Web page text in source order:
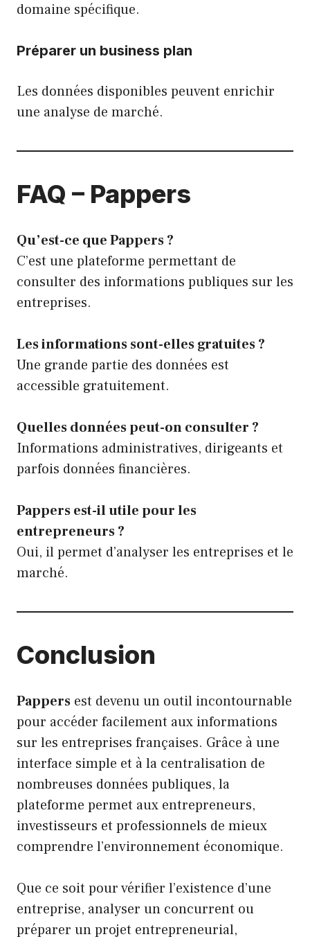
domaine spécifique.
Préparer un business plan
Les données disponibles peuvent enrichir
une analyse de marché.
FAQ – Pappers
Qu’est-ce que Pappers ?
C’est une plateforme permettant de
consulter des informations publiques sur les
entreprises.
Les informations sont-elles gratuites ?
Une grande partie des données est
accessible gratuitement.
Quelles données peut-on consulter ?
Informations administratives, dirigeants et
parfois données financières.
Pappers est-il utile pour les
entrepreneurs ?
Oui, il permet d’analyser les entreprises et le
marché.
Conclusion
Pappers est devenu un outil incontournable
pour accéder facilement aux informations
sur les entreprises françaises. Grâce à une
interface simple et à la centralisation de
nombreuses données publiques, la
plateforme permet aux entrepreneurs,
investisseurs et professionnels de mieux
comprendre l’environnement économique.
Que ce soit pour vérifier l’existence d’une
entreprise, analyser un concurrent ou
préparer un projet entrepreneurial,